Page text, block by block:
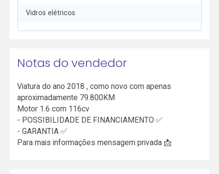
Vidros elétricos
Notas do vendedor
Viatura do ano 2018 , como novo com apenas
aproximadamente 79.800KM
Motor 1.6 com 116cv
- POSSIBILIDADE DE FINANCIAMENTO ✅
- GARANTIA ✅
Para mais informações mensagem privada 📩